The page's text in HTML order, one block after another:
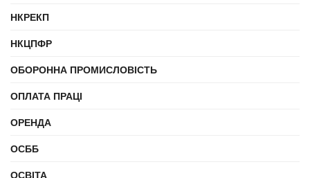
НКРЕКП
НКЦПФР
ОБОРОННА ПРОМИСЛОВІСТЬ
ОПЛАТА ПРАЦІ
ОРЕНДА
ОСББ
ОСВІТА